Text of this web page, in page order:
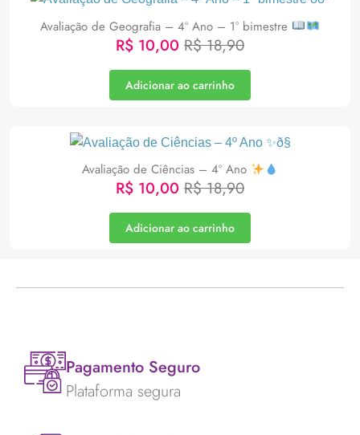
Avaliação de Geografia – 4º Ano – 1° bimestre
R$ 10,00 R$18,90
Adicionar ao carrinho
Avaliação de Ciências – 4º Ano
R$ 10,00 R$18,90
Adicionar ao carrinho
Pagamento Seguro
Plataforma segura